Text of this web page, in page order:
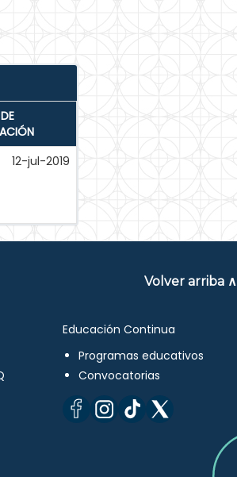
12-jul-2019
Volver arriba ∧
Educación Continua
Programas educativos
Convocatorias